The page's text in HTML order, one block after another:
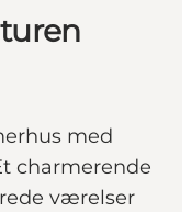
med
charmerende
værelser